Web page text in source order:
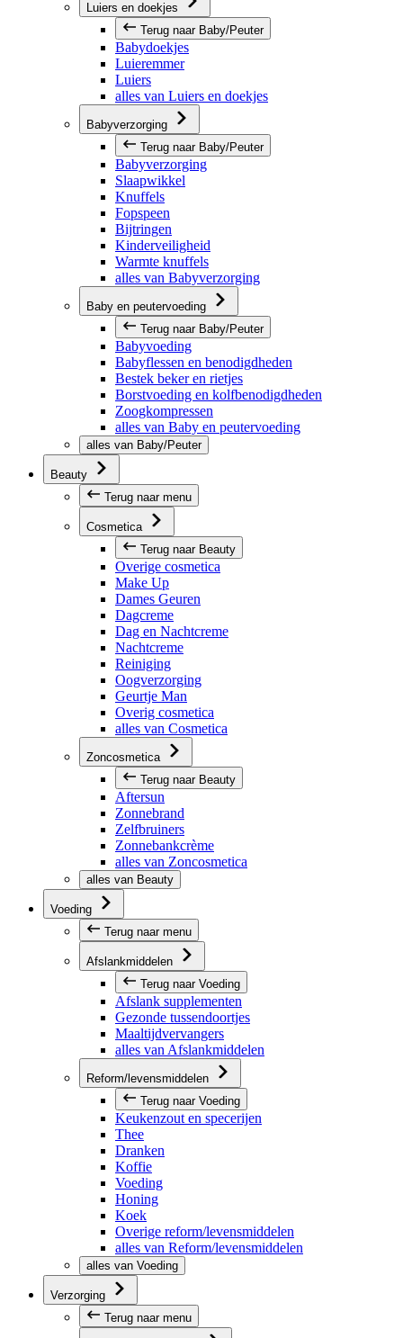
Luiers en doekjes
Terug naar Baby/Peuter
Babydoekjes
Luieremmer
Luiers
alles van Luiers en doekjes
Babyverzorging
Terug naar Baby/Peuter
Babyverzorging
Slaapwikkel
Knuffels
Fopspeen
Bijtringen
Kinderveiligheid
Warmte knuffels
alles van Babyverzorging
Baby en peutervoeding
Terug naar Baby/Peuter
Babyvoeding
Babyflessen en benodigdheden
Bestek beker en rietjes
Borstvoeding en kolfbenodigdheden
Zoogkompressen
alles van Baby en peutervoeding
alles van Baby/Peuter
Beauty
Terug naar menu
Cosmetica
Terug naar Beauty
Overige cosmetica
Make Up
Dames Geuren
Dagcreme
Dag en Nachtcreme
Nachtcreme
Reiniging
Oogverzorging
Geurtje Man
Overig cosmetica
alles van Cosmetica
Zoncosmetica
Terug naar Beauty
Aftersun
Zonnebrand
Zelfbruiners
Zonnebankcrème
alles van Zoncosmetica
alles van Beauty
Voeding
Terug naar menu
Afslankmiddelen
Terug naar Voeding
Afslank supplementen
Gezonde tussendoortjes
Maaltijdvervangers
alles van Afslankmiddelen
Reform/levensmiddelen
Terug naar Voeding
Keukenzout en specerijen
Thee
Dranken
Koffie
Voeding
Honing
Koek
Overige reform/levensmiddelen
alles van Reform/levensmiddelen
alles van Voeding
Verzorging
Terug naar menu